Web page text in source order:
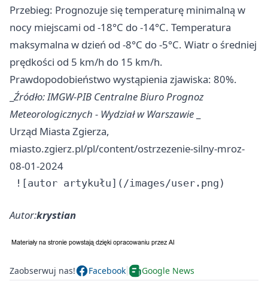
Przebieg: Prognozuje się temperaturę minimalną w
nocy miejscami od -18°C do -14°C. Temperatura
maksymalna w dzień od -8°C do -5°C. Wiatr o średniej
prędkości od 5 km/h do 15 km/h.
Prawdopodobieństwo wystąpienia zjawiska: 80%.
Źródło: IMGW-PIB Centralne Biuro Prognoz
Meteorologicznych - Wydział w Warszawie
Urząd Miasta Zgierza,
miasto.zgierz.pl/pl/content/ostrzezenie-silny-mroz-
08-01-2024
Autor:krystian
Zaobserwuj nas! Facebook Google News